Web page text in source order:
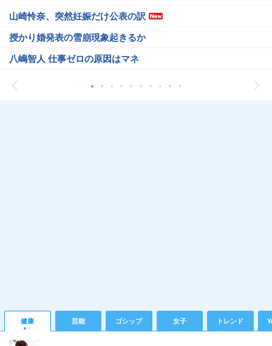
山崎怜奈、突然妊娠だけ公表の訳
授かり婚発表の雪崩現象起きるか
八嶋智人 仕事ゼロの原因はマネ
健康 芸能 ゴシップ 女子 トレンド